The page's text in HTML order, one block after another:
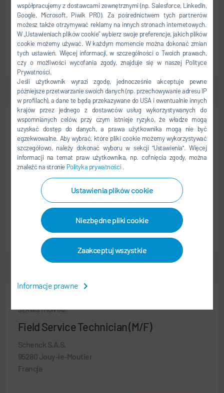
współpracujemy z dostawcami zewnętrznymi (np. Salesforce, LinkedIn,
Google, Microsoft, Piwik PRO). Za pośrednictwem tych partnerów
możesz także otrzymywać reklamy na innych stronach internetowych.
W „Ustawieniach plików cookie” wybierz swoje preferencje, jakich plików
cookie możemy używać. W każdym momencie można dokonać zmian
tych ustawień. Więcej informacji, w szczególności o Twoich prawach,
czy o możliwości wycofania zgody, znajduje się w naszej Polityce
Prywatności.
Jeśli użytkownik wyrazi zgodę, jednocześnie akceptuje pewne
późniejsze przetwarzanie swoich danych (np. przechowywanie adresu IP
w profilach), a dane te będą przekazywane do USA i ewentualnie innych
krajów przez jednego z dostawców usług wykorzystywanych do
wspomnianych celów, przy czym istnieje ryzyko, że władze mogą
uzyskać dostęp do danych, a prawa użytkownika mogą nie być
egzekwowalne. Aby wybrać, które pliki cookie możemy wykorzystywać
szczegółowo, należy dokonać wyboru w sekcji "Ustawienia". Więcej
informacji na temat praw użytkownika, np. cofnięcia zgody, można
znaleźć na stronie Polityka prywatności.
Ustawienia plików cookie
Niezbędne pliki cookie
Zaakceptuj wszystkie
Informacje prawne
Dürr IT Services India
201 305 Noida
Indie
DO OFERTY PRACY
SPECJALIŚCI
ŁAŃCUCH DOSTAW I ZAKUPY
German Speaking Operational Buyer for
Material Management (MM) Team
Dürr Group Services, India
201 305 Noida
DO OFERTY PRACY
SERWIS I MONTAŻ
Field Service Technician (M/F)
Schenck S.A.S.
95280 Jouy-le-Moutier
Francja